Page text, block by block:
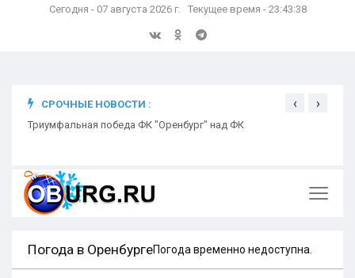
Сегодня - 07 августа 2026 г. Текущее время - 23:43:39
СРОЧНЫЕ НОВОСТИ :
Триумфальная победа ФК "Оренбург" над ФК
‹ ›
Погода в ОренбургеПогода временно недоступна.